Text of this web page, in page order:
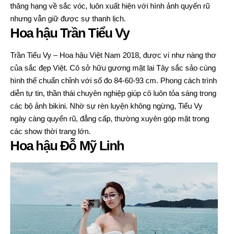
thăng hạng về sắc vóc, luôn xuất hiện với hình ảnh quyến rũ
nhưng vẫn giữ được sự thanh lịch.
Hoa hậu Trần Tiểu Vy
Trần Tiểu Vy – Hoa hậu Việt Nam 2018, được ví như nàng thơ
của sắc đẹp Việt. Cô sở hữu gương mặt lai Tây sắc sảo cùng
hình thể chuẩn chỉnh với số đo 84-60-93 cm. Phong cách trình
diễn tự tin, thần thái chuyên nghiệp giúp cô luôn tỏa sáng trong
các bộ ảnh bikini. Nhờ sự rèn luyện không ngừng, Tiểu Vy
ngày càng quyến rũ, đẳng cấp, thường xuyên góp mặt trong
các show thời trang lớn.
Hoa hậu Đỗ Mỹ Linh